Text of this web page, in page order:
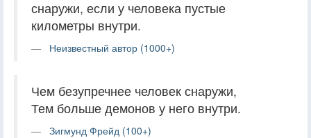
снаружи, если у человека пустые
километры внутри.
Неизвестный автор (1000+)
Чем безупречнее человек снаружи,
Тем больше демонов у него внутри.
Зигмунд Фрейд (100+)